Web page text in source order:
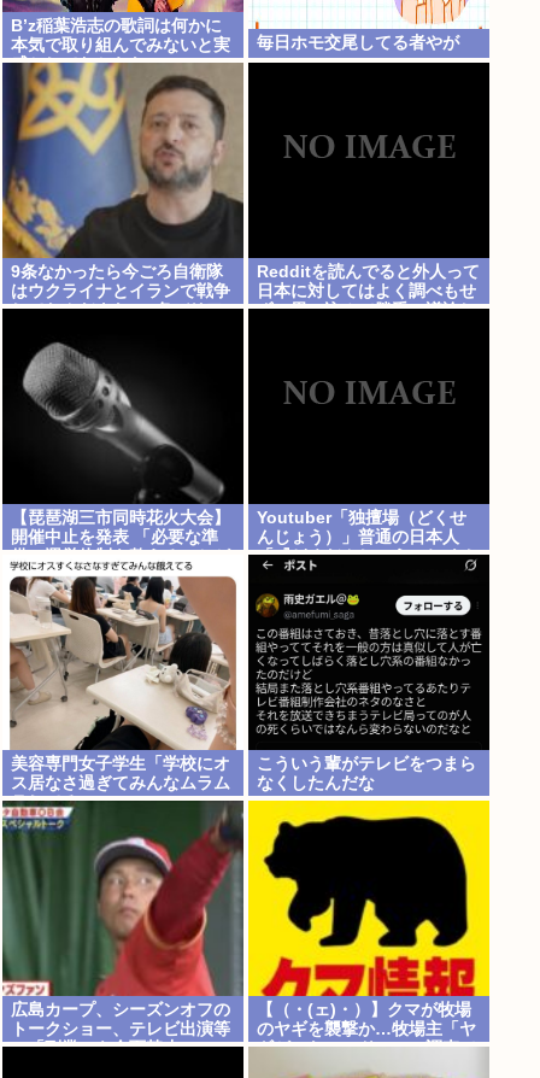
B’z稲葉浩志の歌詞は何かに
本気で取り組んでみないと実
感としてわからない
毎日ホモ交尾してる者やが
9条なかったら今ごろ自衛隊
はウクライナとイランで戦争
してたんだよな…9条バリア
Redditを読んでると外人って
日本に対してはよく調べもせ
ずに思い込みで勝手に議論し
【琵琶湖三市同時花火大会】
開催中止を発表 「必要な準
備・運営体制を整えることが
困難」 22日の開催予定…3市
は関与否定
Youtuber「独擅場（どくせ
んじょう）」普通の日本人
「『どくだんじょう』ね もし
かして中国人？」er「それは
独壇場」
美容専門女子学生「学校にオ
ス居なさ過ぎてみんなムラム
ラしてる 」
こういう輩がテレビをつまら
なくしたんだな
広島カープ、シーズンオフの
トークショー、テレビ出演等
の「副業」を全面禁止www
【（・(ェ)・）】クマが牧場
のヤギを襲撃か…牧場主「ヤ
ギがいない」ドローン調査で
近くの川でヤギを捕食するク